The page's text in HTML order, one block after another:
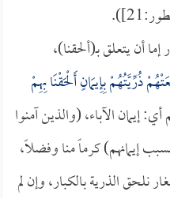
أن يتعلق بـ(ألحقنا)،
ذُرِّيَّتُهُمْ بِإِيمَانٍ أَلْحَقْنَا بِهِمْ
أي: إيمان الآباء، (والذين آمنوا
إيمانهم) كرماً منا وفضلاً،
نلحق الذرية بالكبار، وإن لم